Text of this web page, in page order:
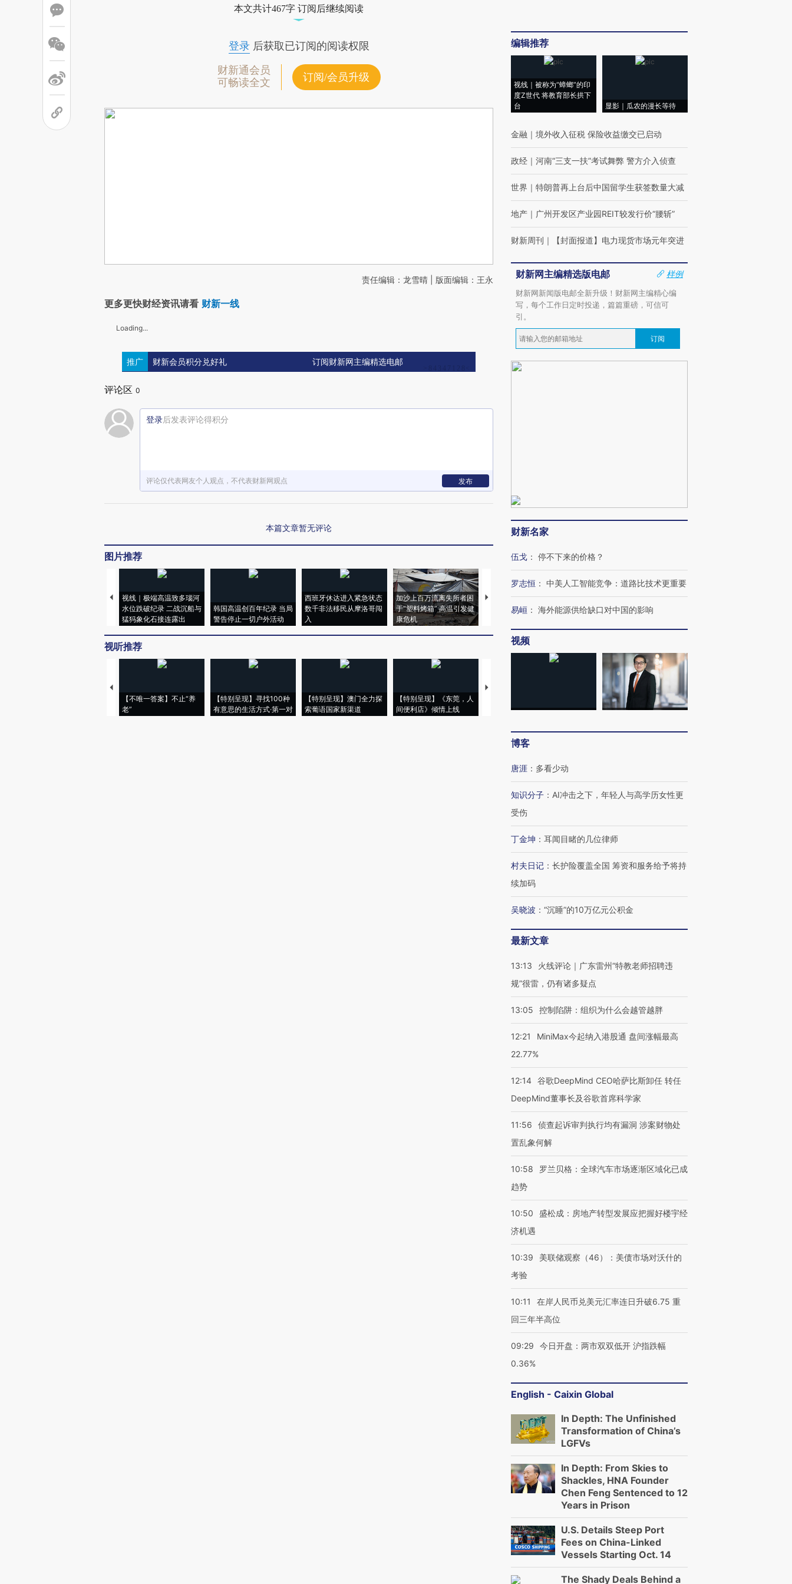
本文共计467字 订阅后继续阅读
登录后获取已订阅的阅读权限
财新通会员
可畅读全文
订阅/会员升级
责任编辑：龙雪晴 | 版面编辑：王永
更多更快财经资讯请看 财新一线
Loading...
推广 财新会员积分兑好礼 订阅财新网主编精选电邮
评论区 0
登录后发表评论得积分
评论仅代表网友个人观点，不代表财新网观点 发布
本篇文章暂无评论
图片推荐
视线｜极端高温致多瑙河
水位跌破纪录 二战沉船与
猛犸象化石接连露出
韩国高温创百年纪录 当局
警告停止一切户外活动
西班牙休达进入紧急状态
数千非法移民从摩洛哥闯
入
加沙上百万流离失所者困
于“塑料烤箱” 高温引发健
康危机
马航飞行员跨国走私7万
粒摇头丸 尿检体内含3种
泽连斯基密集出访美英 索
视听推荐
【不唯一答案】不止“养
老”
【特别呈现】寻找100种
有意思的生活方式·第一对
【特别呈现】澳门全力探
索葡语国家新渠道
【特别呈现】《东莞，人
间便利店》倾情上线
【推广】走进第四届链博
【特别呈现】寻找100种
有意思的生活方式·第三对
【商旅对话】华住集团
CFO：不靠规模取胜，华
住三大增长引擎是什么？
编辑推荐
视线｜被称为“蟑螂”的印
度Z世代 将教育部长拱下
台
显影｜瓜农的漫长等待
金融 ｜ 境外收入征税 保险收益缴交已启动
政经 ｜ 河南“三支一扶”考试舞弊 警方介入侦查
世界 ｜ 特朗普再上台后中国留学生获签数量大减
地产 ｜ 广州开发区产业园REIT较发行价“腰斩”
财新周刊 ｜ 【封面报道】电力现货市场元年突进
财新网主编精选版电邮
样例
财新网新闻版电邮全新升级！财新网主编精心编
写，每个工作日定时投递，篇篇重磅，可信可
引。
订阅
财新名家
伍戈 ： 停不下来的价格？
罗志恒 ： 中美人工智能竞争：道路比技术更重要
易峘 ： 海外能源供给缺口对中国的影响
视频
博客
唐涯 ： 多看少动
知识分子 ： AI冲击之下，年轻人与高学历女性更
受伤
丁金坤 ： 耳闻目睹的几位律师
村夫日记 ： 长护险覆盖全国 筹资和服务给予将持
续加码
吴晓波 ： “沉睡”的10万亿元公积金
最新文章
13:13
火线评论｜广东雷州“特教老师招聘违
规”很雷，仍有诸多疑点
13:05 控制陷阱：组织为什么会越管越胖
12:21
MiniMax今起纳入港股通 盘间涨幅最高
22.77%
12:14 谷歌DeepMind CEO哈萨比斯卸任 转任
DeepMind董事长及谷歌首席科学家
11:56
侦查起诉审判执行均有漏洞 涉案财物处
置乱象何解
10:58
罗兰贝格：全球汽车市场逐渐区域化已成
趋势
10:50
盛松成：房地产转型发展应把握好楼宇经
济机遇
10:39
美联储观察（46）：美债市场对沃什的
考验
10:11
在岸人民币兑美元汇率连日升破6.75 重
回三年半高位
09:29
今日开盘：两市双双低开 沪指跌幅
0.36%
English - Caixin Global
In Depth: The Unfinished
Transformation of China’s
LGFVs
In Depth: From Skies to
Shackles, HNA Founder
Chen Feng Sentenced to 12
Years in Prison
U.S. Details Steep Port
Fees on China-Linked
Vessels Starting Oct. 14
The Shady Deals Behind a